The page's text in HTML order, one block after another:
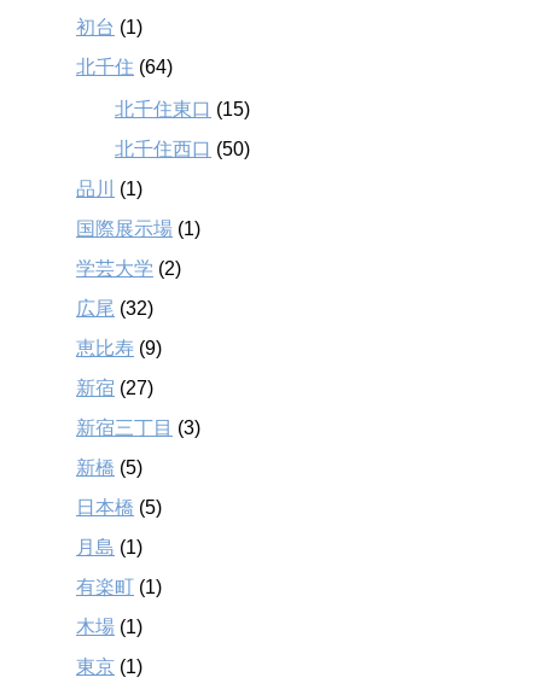
初台 (1)
北千住 (64)
北千住東口 (15)
北千住西口 (50)
品川
(1)
国際展示場 (1)
学芸大学 (2)
広尾 (32)
恵比寿 (9)
新宿 (27)
新宿三丁目 (3)
新橋 (5)
日本橋 (5)
月島 (1)
有楽町 (1)
木場 (1)
東京 (1)